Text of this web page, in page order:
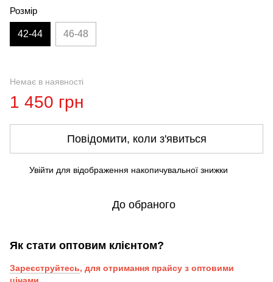
Розмір
42-44 46-48
Немає в наявності
1 450 грн
Повідомити, коли з'явиться
Увійти для відображення накопичувальної знижки
До обраного
Як стати оптовим клієнтом?
Зареєструйтесь, для отримання прайсу з оптовими
цінами